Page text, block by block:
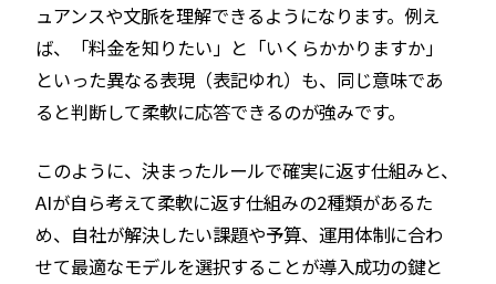
ュアンスや文脈を理解できるようになります。例え
ば、「料金を知りたい」と「いくらかかりますか」
といった異なる表現（表記ゆれ）も、同じ意味であ
ると判断して柔軟に応答できるのが強みです。
このように、決まったルールで確実に返す仕組みと、
AIが自ら考えて柔軟に返す仕組みの2種類があるた
め、自社が解決したい課題や予算、運用体制に合わ
せて最適なモデルを選択することが導入成功の鍵と